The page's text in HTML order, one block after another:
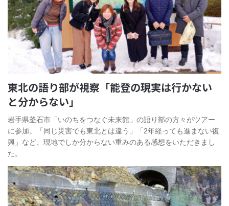
東北の語り部が視察「能登の現実は行かない
と分からない」
岩手県釜石市「いのちをつなぐ未来館」の語り部の方々がツアー
に参加。「同じ災害でも東北とは違う」「2年経っても進まない復
興」など、現地でしか分からない重みのある感想をいただきまし
た。